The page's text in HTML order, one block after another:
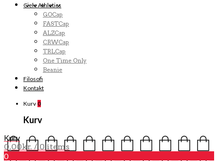
Ciele Athletics
GOCap
FASTCap
ALZCap
CRWCap
TRLCap
One Time Only
Beanie
Filosofi
Kontakt
Kurv 0
Kurv
Kurv
0,00kr. / 0 items
0